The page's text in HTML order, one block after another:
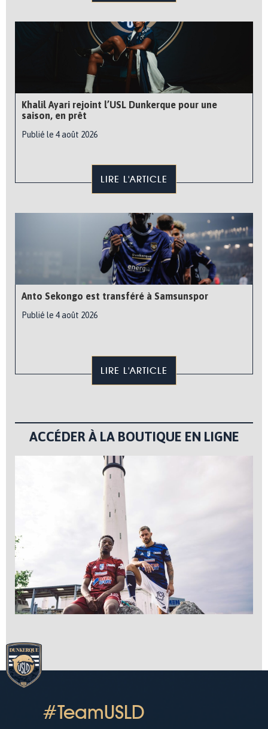
Khalil Ayari rejoint l’USL Dunkerque pour une
saison, en prêt
Publié le 4 août 2026
LIRE L'ARTICLE
Anto Sekongo est transféré à Samsunspor
Publié le 4 août 2026
LIRE L'ARTICLE
ACCÉDER À LA BOUTIQUE EN LIGNE
#TeamUSLD